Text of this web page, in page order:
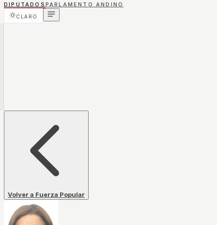
DIPUTADOS PARLAMENTO ANDINO
CLARO
Volver a Fuerza Popular